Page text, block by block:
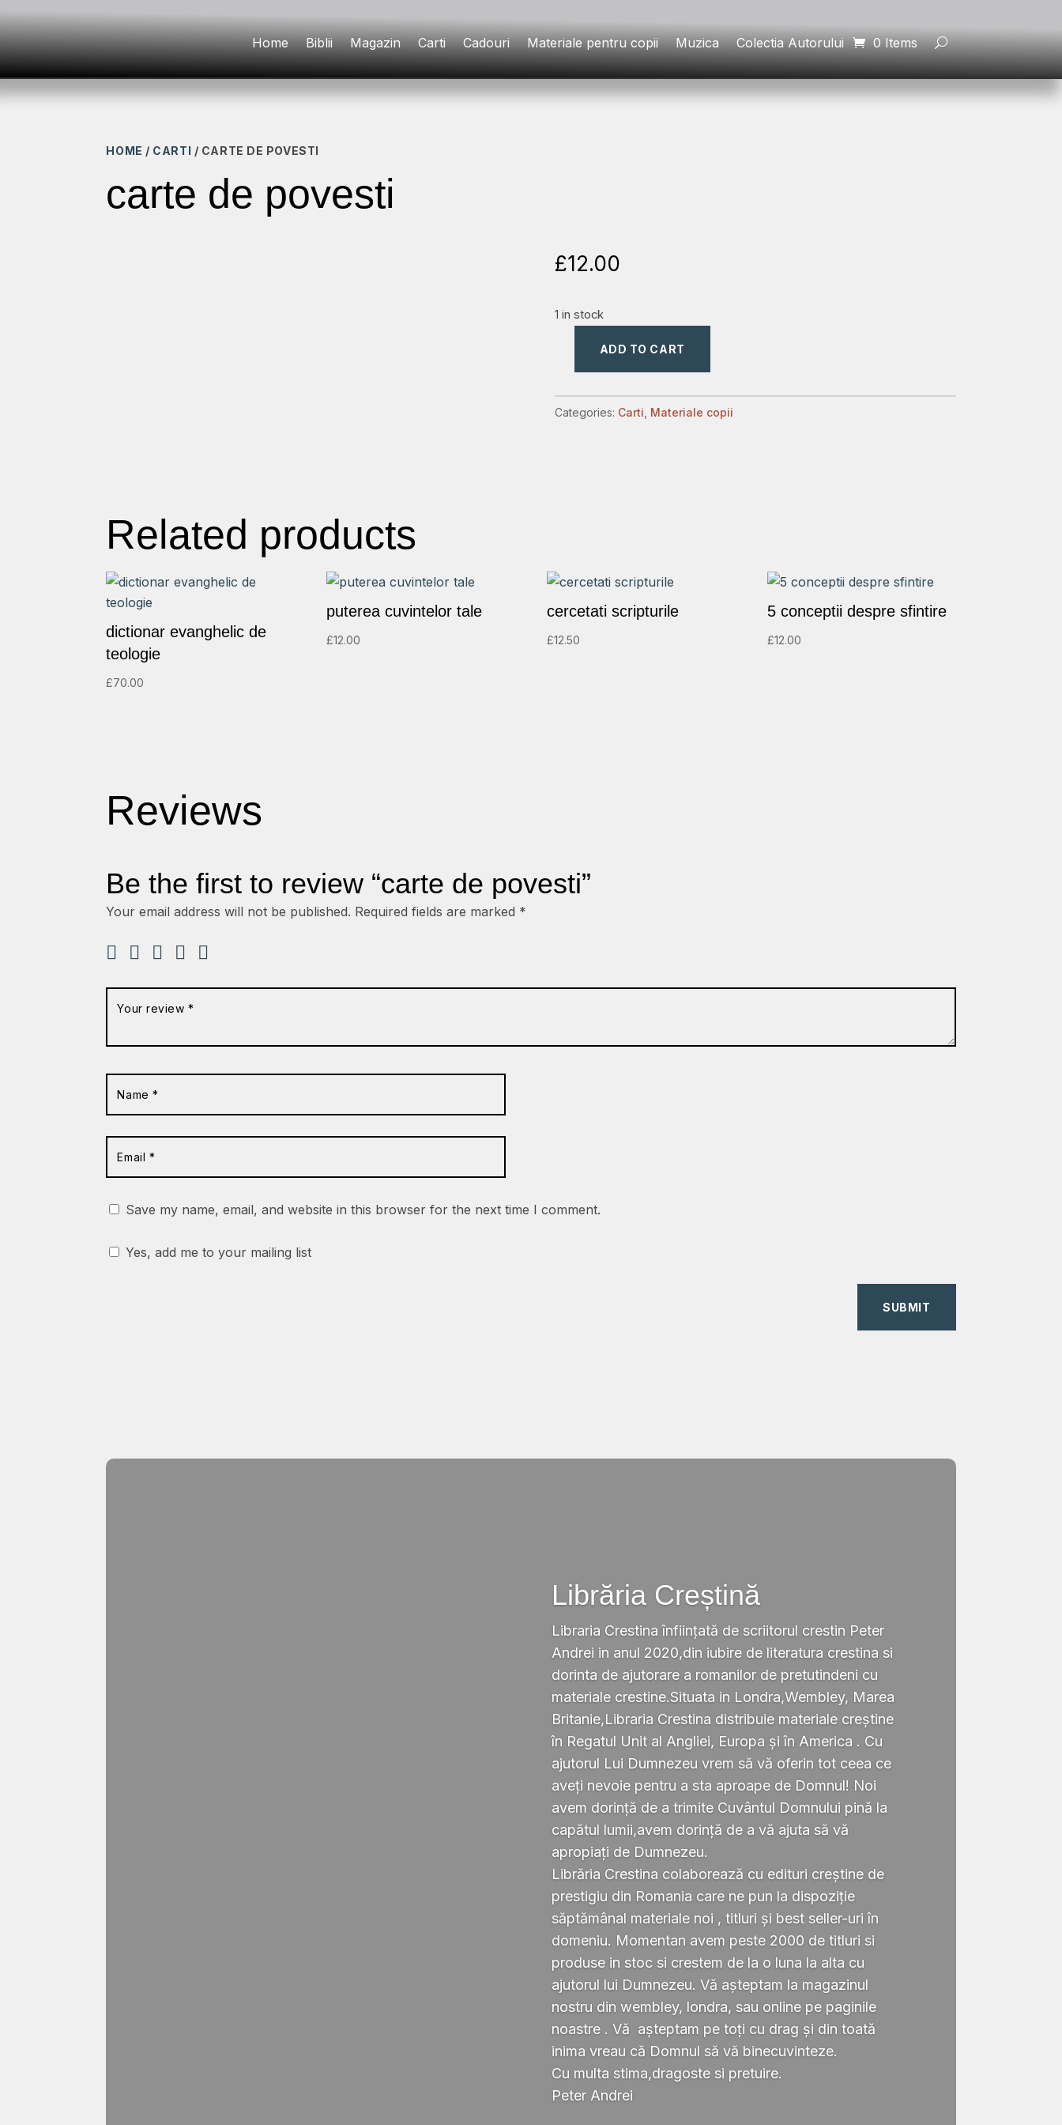
Home Biblii Magazin Carti Cadouri Materiale pentru copii Muzica Colectia Autorului 0 Items
HOME / CARTI / CARTE DE POVESTI
carte de povesti
£12.00
1 in stock
ADD TO CART
Categories: Carti Materiale copii
Related products
dictionar evanghelic de
teologie
£70.00
puterea cuvintelor tale
£12.00
cercetati scripturile
£12.50
5 conceptii despre sfintire
£12.00
Reviews
Be the first to review “carte de povesti”
Your email address will not be published. Required fields are marked *
Save my name, email, and website in this browser for the next time I comment.
Yes, add me to your mailing list
SUBMIT
Librăria Creștină
Libraria Crestina înființată de scriitorul crestin Peter
Andrei in anul 2020,din iubire de literatura crestina si
dorinta de ajutorare a romanilor de pretutindeni cu
materiale crestine.Situata in Londra,Wembley, Marea
Britanie,Libraria Crestina distribuie materiale creștine
în Regatul Unit al Angliei, Europa și în America . Cu
ajutorul Lui Dumnezeu vrem să vă oferin tot ceea ce
aveți nevoie pentru a sta aproape de Domnul! Noi
avem dorință de a trimite Cuvântul Domnului pină la
capătul lumii,avem dorință de a vă ajuta să vă
apropiați de Dumnezeu.
Librăria Crestina colaborează cu edituri creștine de
prestigiu din Romania care ne pun la dispoziție
săptămânal materiale noi , titluri și best seller-uri în
domeniu. Momentan avem peste 2000 de titluri si
produse in stoc si crestem de la o luna la alta cu
ajutorul lui Dumnezeu. Vă așteptam la magazinul
nostru din wembley, londra, sau online pe paginile
noastre . Vă așteptam pe toți cu drag și din toată
inima vreau că Domnul să vă binecuvinteze.
Cu multa stima,dragoste si pretuire.
Peter Andrei